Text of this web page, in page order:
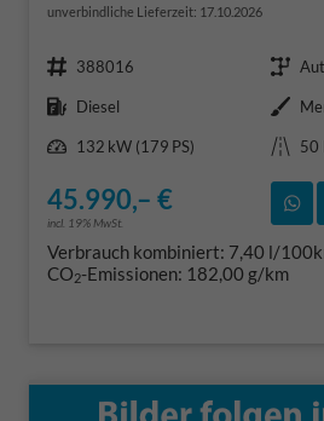
unverbindliche Lieferzeit: 17.10.2026
Fahrzeugnr. 388016 Getriebe
Kraftstoff Diesel Außenfarbe
Leistung
132 kW (179 PS) Kilometerstand 50
45.990,– €
incl. 19% MwSt.
Verbrauch kombiniert: 7,40 l/
CO2-Emissionen: 182,00 g/km